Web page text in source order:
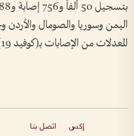
اليمن وسوريا والصومال
المعدلات من الإصابات بـ(كوفيد 19).
إكس اتصل بنا